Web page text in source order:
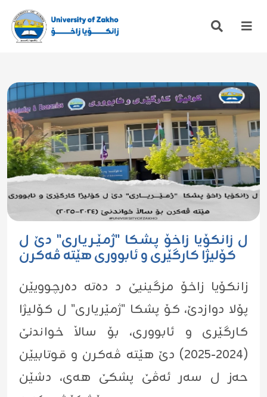
ل زانکۆیا زاخۆ پـشـکا "ژمـێــریـاری" دێ ل
کۆلیژا کارگێری و ئابووری هێتە ڤەکرن
زانکۆیا زاخۆ مزگینیێ د دەتە دەرچوویێن
پۆلا دوازدێ، کۆ پشکا "ژمێریاری" ل کۆلیژا
کارگێری و ئابووری، بۆ ساڵا خواندنێ
(٢٠٢٤-٢٠٢٥) دێ هێتە ڤەکرن و قوتابیێن
حەز ل سەر ئەڤێ پشکێ هەی، دشێن